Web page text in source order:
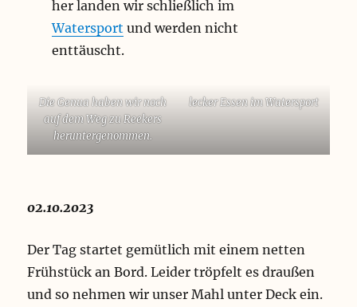
her landen wir schließlich im
Watersport und werden nicht
enttäuscht.
Die Genua haben wir noch
auf dem Weg zu Reekers
heruntergenommen.
lecker Essen im Watersport
02.10.2023
Der Tag startet gemütlich mit einem netten
Frühstück an Bord. Leider tröpfelt es draußen
und so nehmen wir unser Mahl unter Deck ein.